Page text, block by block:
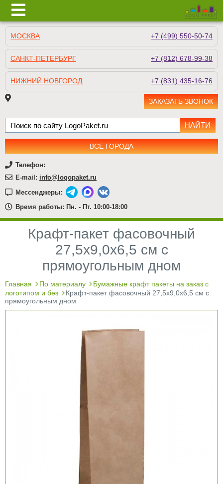
МОСКВА +7 (499) 550-50-74
САНКТ-ПЕТЕРБУРГ +7 (812) 678-99-38
НИЖНИЙ НОВГОРОД +7 (831) 435-16-76
ЗАКАЗАТЬ ЗВОНОК
ВСЕ ГОРОДА
Телефон:
E-mail: info@logopaket.ru
Мессенджеры:
Время работы: Пн. - Пт. 10:00-18:00
Крафт-пакет фасовочный
27,5х9,0х6,5 см с
прямоугольным дном
Главная По материалу
Бумажные крафт пакеты на заказ с
логотипом и без
Крафт-пакет фасовочный 27,5х9,0х6,5 см с
прямоугольным дном